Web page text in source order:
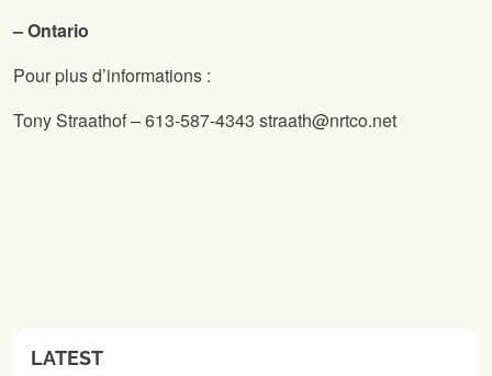
– Ontario
Pour plus d’informations :
Tony Straathof – 613-587-4343 straath@nrtco.net
LATEST